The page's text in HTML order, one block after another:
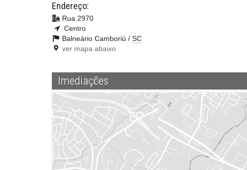
Endereço:
Rua 2970
Centro
Balneário Camboriú / SC
ver mapa abaixo
Imediações